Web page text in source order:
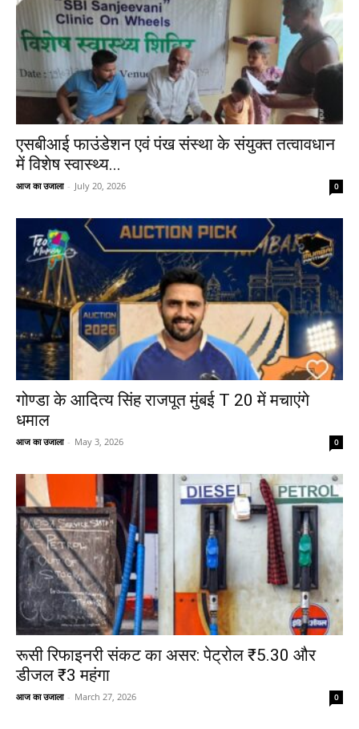
एसबीआई फाउंडेशन एवं पंख संस्था के संयुक्त तत्वावधान
में विशेष स्वास्थ्य...
आज का उजाला - July 20, 2026 0
गोण्डा के आदित्य सिंह राजपूत मुंबई T 20 में मचाएंगे
धमाल
आज का उजाला - May 3, 2026 0
रूसी रिफाइनरी संकट का असर: पेट्रोल ₹5.30 और
डीजल ₹3 महंगा
आज का उजाला - March 27, 2026 0